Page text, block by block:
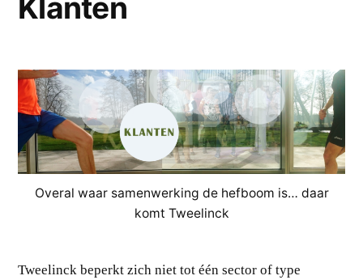
Klanten
Overal waar samenwerking de hefboom is… daar
komt Tweelinck
Tweelinck beperkt zich niet tot één sector of type